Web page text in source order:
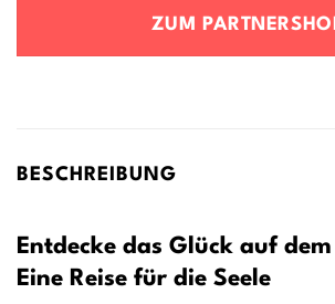
ZUM
BESCHREIBUNG
Entdecke das Glück auf
Eine Reise für die Seele